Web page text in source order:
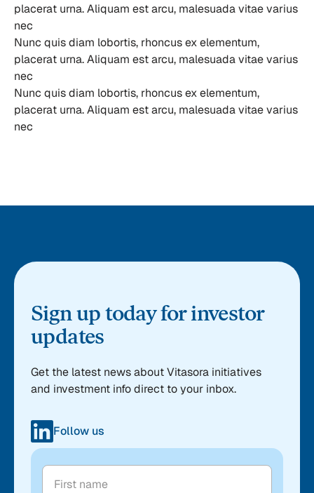
placerat urna. Aliquam est arcu, malesuada vitae varius
nec
Nunc quis diam lobortis, rhoncus ex elementum,
placerat urna. Aliquam est arcu, malesuada vitae varius
nec
Nunc quis diam lobortis, rhoncus ex elementum,
placerat urna. Aliquam est arcu, malesuada vitae varius
nec
Sign up today for investor
updates
Get the latest news about Vitasora initiatives
and investment info direct to your inbox.
Follow us